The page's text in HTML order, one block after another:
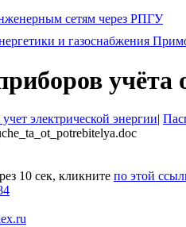
учёта
электрической энергии|
10 сек, кликните по этой